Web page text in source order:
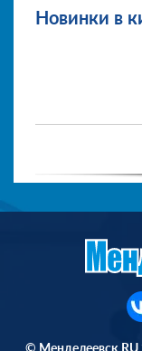
Новинки в
© Менделеевск.RU